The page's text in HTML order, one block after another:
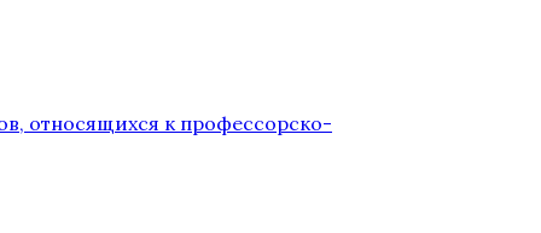
относящихся к профессорско-